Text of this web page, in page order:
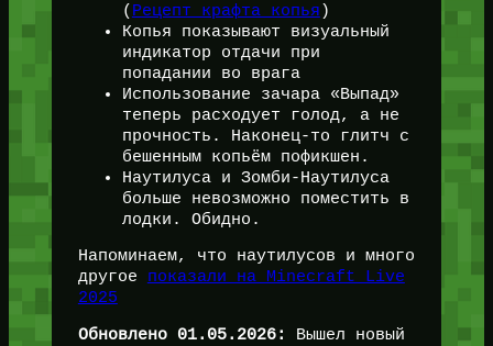
(Рецепт крафта копья)
Копья показывают визуальный
индикатор отдачи при
попадании во врага
Использование зачара «Выпад»
теперь расходует голод, а не
прочность. Наконец-то глитч с
бешенным копьём пофикшен.
Наутилуса и Зомби-Наутилуса
больше невозможно поместить в
лодки. Обидно.
Напоминаем, что наутилусов и много
другое показали на Minecraft Live
2025
Обновлено 01.05.2026:
Вышел новый